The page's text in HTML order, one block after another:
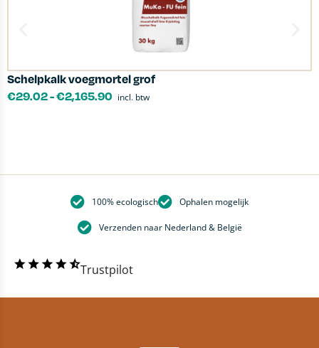
Schelpkalk voegmortel grof
€29.02-€2,165.90 incl. btw
100% ecologisch Ophalen mogelijk
Verzenden naar Nederland & België
Trustpilot